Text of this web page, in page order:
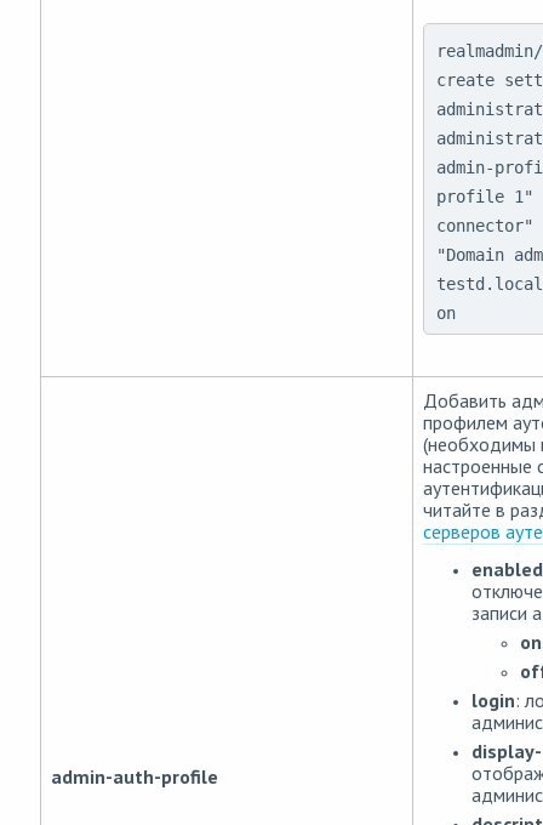
realmadmin/
create
admin-
profile 1"
"Domain
on
admin-auth-profile
Добавить
профилем
(необходимы
настроенные
читайте в
серверов
enabled
записи
on
login: